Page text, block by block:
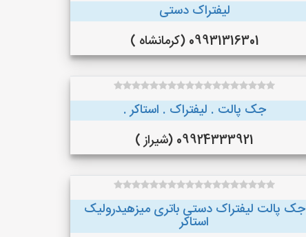
لیفتراک دستی
09931316301 (کرمانشاه )
جک پالت . لیفتراک . استاکر .
09924333921 (شیراز )
جک پالت لیفتراک دستی باتری میزهیدرولیک
استاکر